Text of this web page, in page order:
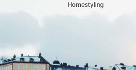
Homestyling